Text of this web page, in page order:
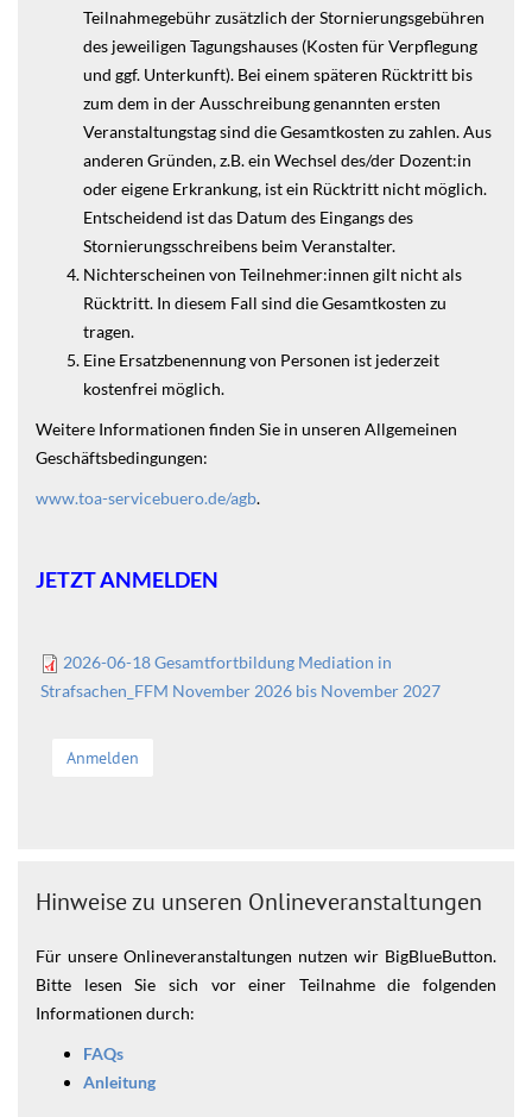
Teilnahmegebühr zusätzlich der Stornierungsgebühren
des jeweiligen Tagungshauses (Kosten für Verpflegung
und ggf. Unterkunft). Bei einem späteren Rücktritt bis
zum dem in der Ausschreibung genannten ersten
Veranstaltungstag sind die Gesamtkosten zu zahlen. Aus
anderen Gründen, z.B. ein Wechsel des/der Dozent:in
oder eigene Erkrankung, ist ein Rücktritt nicht möglich.
Entscheidend ist das Datum des Eingangs des
Stornierungsschreibens beim Veranstalter.
Nichterscheinen von Teilnehmer:innen gilt nicht als
Rücktritt. In diesem Fall sind die Gesamtkosten zu
tragen.
Eine Ersatzbenennung von Personen ist jederzeit
kostenfrei möglich.
Weitere Informationen finden Sie in unseren Allgemeinen
Geschäftsbedingungen:
www.toa-servicebuero.de/agb.
JETZT ANMELDEN
2026-06-18 Gesamtfortbildung Mediation in
Strafsachen_FFM November 2026 bis November 2027
Anmelden
Hinweise zu unseren Onlineveranstaltungen
Für unsere Onlineveranstaltungen nutzen wir BigBlueButton.
Bitte lesen Sie sich vor einer Teilnahme die folgenden
Informationen durch:
FAQs
Anleitung